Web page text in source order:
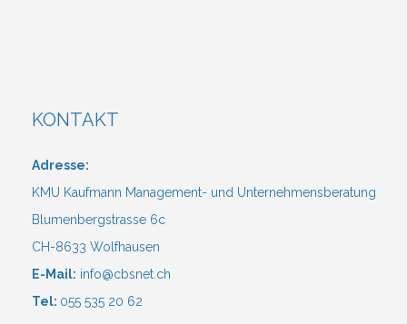
KONTAKT
Adresse:
KMU Kaufmann Management- und Unternehmensberatung
Blumenbergstrasse 6c
CH-8633 Wolfhausen
E-Mail: info@cbsnet.ch
Tel: 055 535 20 62